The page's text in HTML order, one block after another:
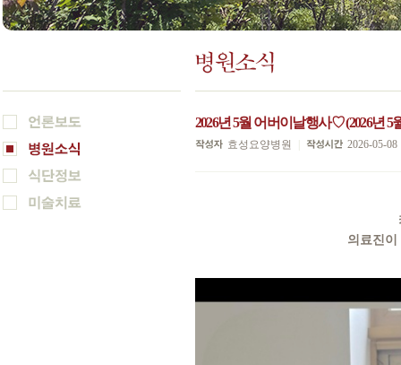
2026년 5월 어버이날행사♡ (2026년 5
효성요양병원 2026-05-08
의료진